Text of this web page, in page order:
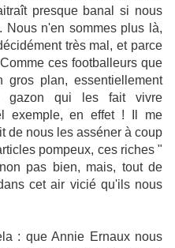
presque banal si nous
Nous n'en sommes plus là,
très mal, et parce
ces footballeurs que
gros plan, essentiellement
gazon qui les fait vivre
exemple, en effet ! Il me
de nous les asséner à coup
pompeux, ces riches "
pas bien, mais, tout de
cet air vicié qu'ils nous
: que Annie Ernaux nous